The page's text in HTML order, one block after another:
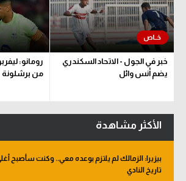
خبر في الجول - الاتحاد السكندري
يضم أنس وائل
رومانو:
من برشلونة
الأكثر مشاهدة
بيزيرا: الزمالك لم يلتزم بوعده معي.. وكنت سأصبح
تاريخ النادي